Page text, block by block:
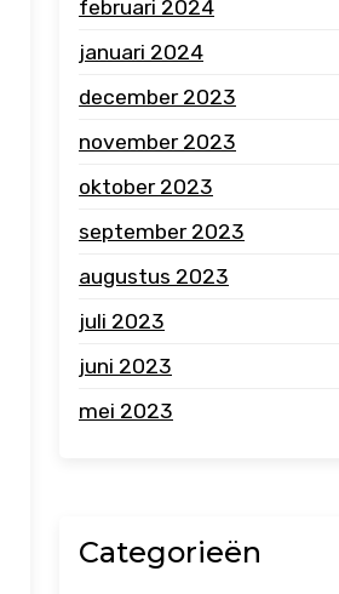
februari 2024
januari 2024
december 2023
november 2023
oktober 2023
september 2023
augustus 2023
juli 2023
juni 2023
mei 2023
Categorieën